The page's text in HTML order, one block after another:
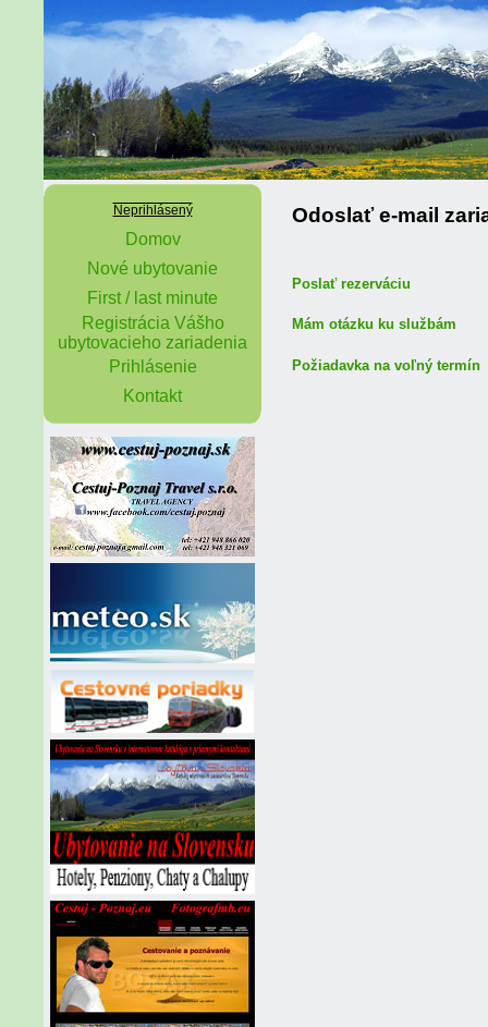
Neprihlásený
Domov
Nové ubytovanie
First / last minute
Registrácia Vášho
ubytovacieho zariadenia
Prihlásenie
Kontakt
Odoslať e-mail
Poslať rezerváciu
Mám otázku ku službám
Požiadavka na voľný termín